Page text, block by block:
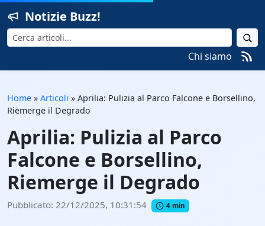
Notizie Buzz!
Cerca
Chi siamo
Home » Articoli » Aprilia: Pulizia al Parco Falcone e Borsellino,
Riemerge il Degrado
Aprilia: Pulizia al Parco
Falcone e Borsellino,
Riemerge il Degrado
Pubblicato: 22/12/2025, 10:31:54 4 min